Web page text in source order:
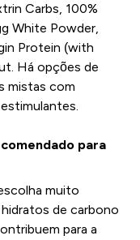
Carbs, 100%
White Powder,
Protein (with
Há opções de
mistas com
para
muito
de carbono
para a